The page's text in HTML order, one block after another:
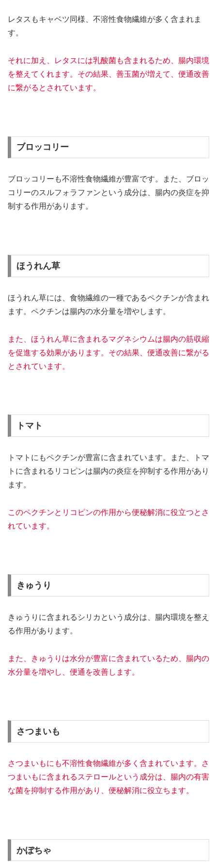
レタスもキャベツ同様、不溶性食物繊維が多く含まれま
す。
それに加え、レタスには乳酸菌も含まれるため、腸内環境
を整えてくれます。その結果、善玉菌が増えて、便通改善
に繋がるとされています。
ブロッコリー
ブロッコリーも不溶性食物繊維が豊富です。また、ブロッ
コリーのスルフォラファンという成分は、腸内の炎症を抑
制する作用があります。
ほうれん草
ほうれん草には、食物繊維の一種であるペクチンが含まれ
ます。ペクチンは腸内の水分量を増やします。
また、ほうれん草に含まれるマグネシウムは腸内の筋収縮
を促進する効果があります。その結果、便通改善に繋がる
とされています。
トマト
トマトにもペクチンが豊富に含まれています。また、トマ
トに含まれるリコピンは腸内の炎症を抑制する作用があり
ます。
このペクチンとリコピンの作用から便秘解消に役立つとさ
れています。
きゅうり
きゅうりに含まれるシリカという成分は、腸内環境を整え
る作用があります。
また、きゅうりは水分が豊富に含まれているため、腸内の
水分量を増やし、便通を改善します。
さつまいも
さつまいもにも不溶性食物繊維が多く含まれています。さ
つまいもに含まれるステロールという成分は、腸内の有害
な菌を抑制する作用があり、便秘解消に役立ちます。
かぼちゃ